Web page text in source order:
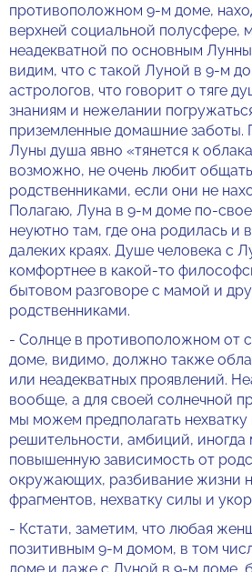
противоположном 9-м доме,
верхней социальной полусфере,
неадекватной по основным
видим, что с такой Луной в 9-м
астрологов, что говорит о тяге
знаниям и нежелании
приземленные домашние заботы.
Луны душа явно «тянется к
возможно, не очень любит
родственниками, если они не
Полагаю, Луна в 9-м доме по-
неуютно там, где она родилась и
далеких краях. Душе человека с
комфортнее в какой-то
бытовом разговоре с мамой и
родственниками.
- Солнце в противоположном от
доме, видимо, должно также
или неадекватных проявлений.
вообще, а для своей солнечной
мы можем предполагать
решительности, амбиций, иногда
повышенную зависимость от
окружающих, разбивание жизни
фрагментов, нехватку силы и
- Кстати, заметим, что любая
позитивным 9-м домом, в том